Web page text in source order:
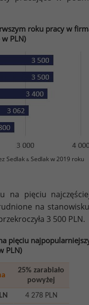
roku pracy w
PLN)
Sedlak & Sedlak w 2019 roku
pięciu
na
3 500 PLN.
pięciu
PLN)
25% zarabiało
powyżej
4 278 PLN